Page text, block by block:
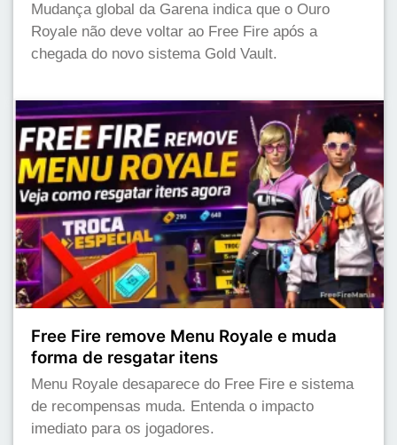
Mudança global da Garena indica que o Ouro
Royale não deve voltar ao Free Fire após a
chegada do novo sistema Gold Vault.
Free Fire remove Menu Royale e muda
forma de resgatar itens
Menu Royale desaparece do Free Fire e sistema
de recompensas muda. Entenda o impacto
imediato para os jogadores.